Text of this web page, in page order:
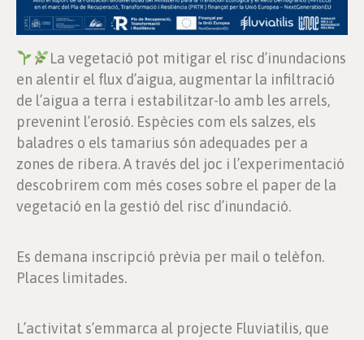
La vegetació pot mitigar el risc d’inundacions
en alentir el flux d’aigua, augmentar la infiltració
de l’aigua a terra i estabilitzar-lo amb les arrels,
prevenint l’erosió. Espècies com els salzes, els
baladres o els tamarius són adequades per a
zones de ribera. A través del joc i l’experimentació
descobrirem com més coses sobre el paper de la
vegetació en la gestió del risc d’inundació.
Es demana inscripció prèvia per mail o telèfon.
Places limitades.
L’activitat s’emmarca al projecte Fluviatilis, que